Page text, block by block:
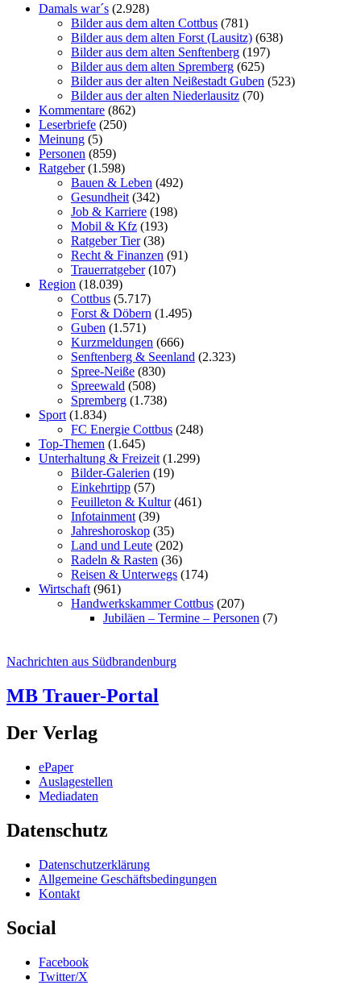
Damals war´s (2.928)
Bilder aus dem alten Cottbus (781)
Bilder aus dem alten Forst (Lausitz) (638)
Bilder aus dem alten Senftenberg (197)
Bilder aus dem alten Spremberg (625)
Bilder aus der alten Neißestadt Guben (523)
Bilder aus der alten Niederlausitz (70)
Kommentare (862)
Leserbriefe (250)
Meinung (5)
Personen (859)
Ratgeber(1.598)
Bauen & Leben (492)
Gesundheit (342)
Job & Karriere (198)
Mobil & Kfz (193)
Ratgeber Tier(38)
Recht & Finanzen (91)
Trauerratgeber(107)
Region (18.039)
Cottbus (5.717)
Forst & Döbern (1.495)
Guben (1.571)
Kurzmeldungen (666)
Senftenberg & Seenland (2.323)
Spree-Neiße (830)
Spreewald (508)
Spremberg (1.738)
Sport (1.834)
FC Energie Cottbus (248)
Top-Themen (1.645)
Unterhaltung & Freizeit (1.299)
Bilder-Galerien (19)
Einkehrtipp (57)
Feuilleton & Kultur(461)
Infotainment (39)
Jahreshoroskop (35)
Land und Leute (202)
Radeln & Rasten (36)
Reisen & Unterwegs (174)
Wirtschaft (961)
Handwerkskammer Cottbus (207)
Jubiläen – Termine – Personen (7)
Nachrichten aus Südbrandenburg
MB Trauer-Portal
Der Verlag
ePaper
Auslagestellen
Mediadaten
Datenschutz
Datenschutzerklärung
Allgemeine Geschäftsbedingungen
Kontakt
Social
Facebook
Twitter/X